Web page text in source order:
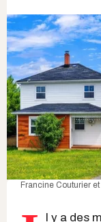
Francine Couturier
l y a des